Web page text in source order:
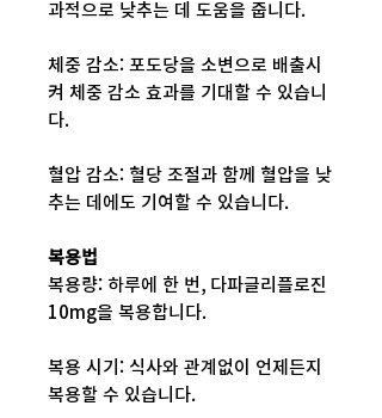
과적으로 낮추는 데 도움을 줍니다.
체중 감소: 포도당을 소변으로 배출시
켜 체중 감소 효과를 기대할 수 있습니
다.
혈압 감소: 혈당 조절과 함께 혈압을 낮
추는 데에도 기여할 수 있습니다.
복용법
복용량: 하루에 한 번, 다파글리플로진
10mg을 복용합니다.
복용 시기: 식사와 관계없이 언제든지
복용할 수 있습니다.